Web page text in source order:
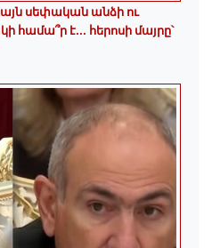
սեփական անձի ու
համա՞ր է․․․ հերոսի մայրը՝